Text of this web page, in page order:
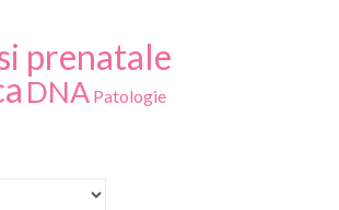
prenatale
DNA Patologie